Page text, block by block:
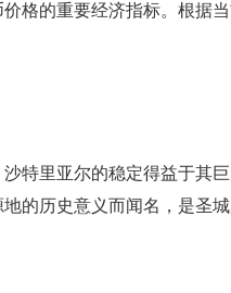
格的重要经济指标。根
特里亚尔的稳定得益于
的历史意义而闻名，是圣城